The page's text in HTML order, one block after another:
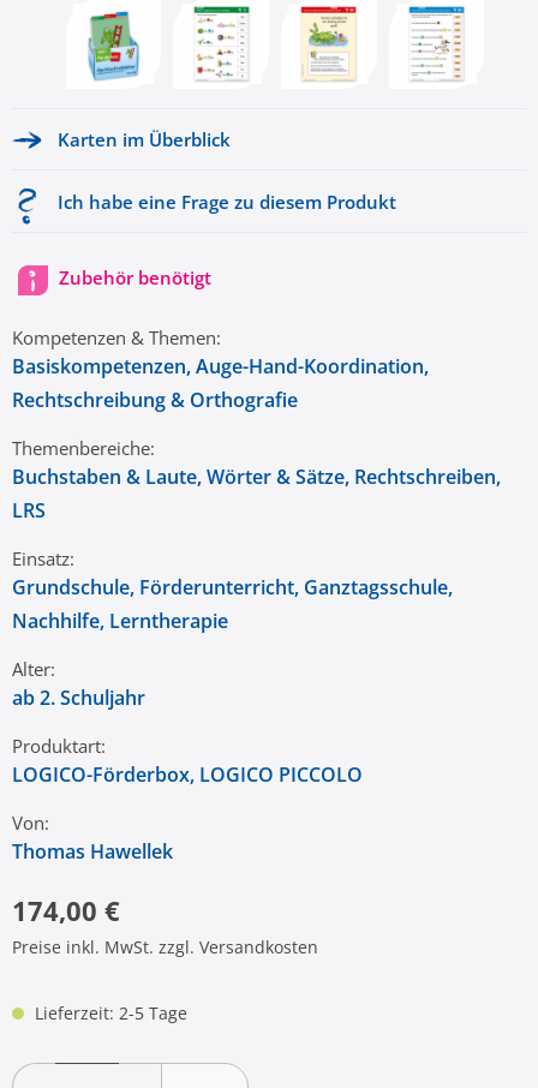
Karten im Überblick
Ich habe eine Frage zu diesem Produkt
Zubehör benötigt
Kompetenzen & Themen:
Basiskompetenzen, Auge-Hand-Koordination,
Rechtschreibung & Orthografie
Themenbereiche:
Buchstaben & Laute, Wörter & Sätze, Rechtschreiben,
LRS
Einsatz:
Grundschule, Förderunterricht, Ganztagsschule,
Nachhilfe, Lerntherapie
Alter:
ab 2. Schuljahr
Produktart:
LOGICO-Förderbox, LOGICO PICCOLO
Von:
Thomas Hawellek
174,00 €
Preise inkl. MwSt. zzgl. Versandkosten
Lieferzeit: 2-5 Tage